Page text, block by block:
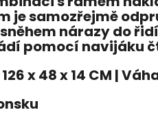
je samozřejmě
nárazy do
pomocí navijáku
x 48 x 14 CM |